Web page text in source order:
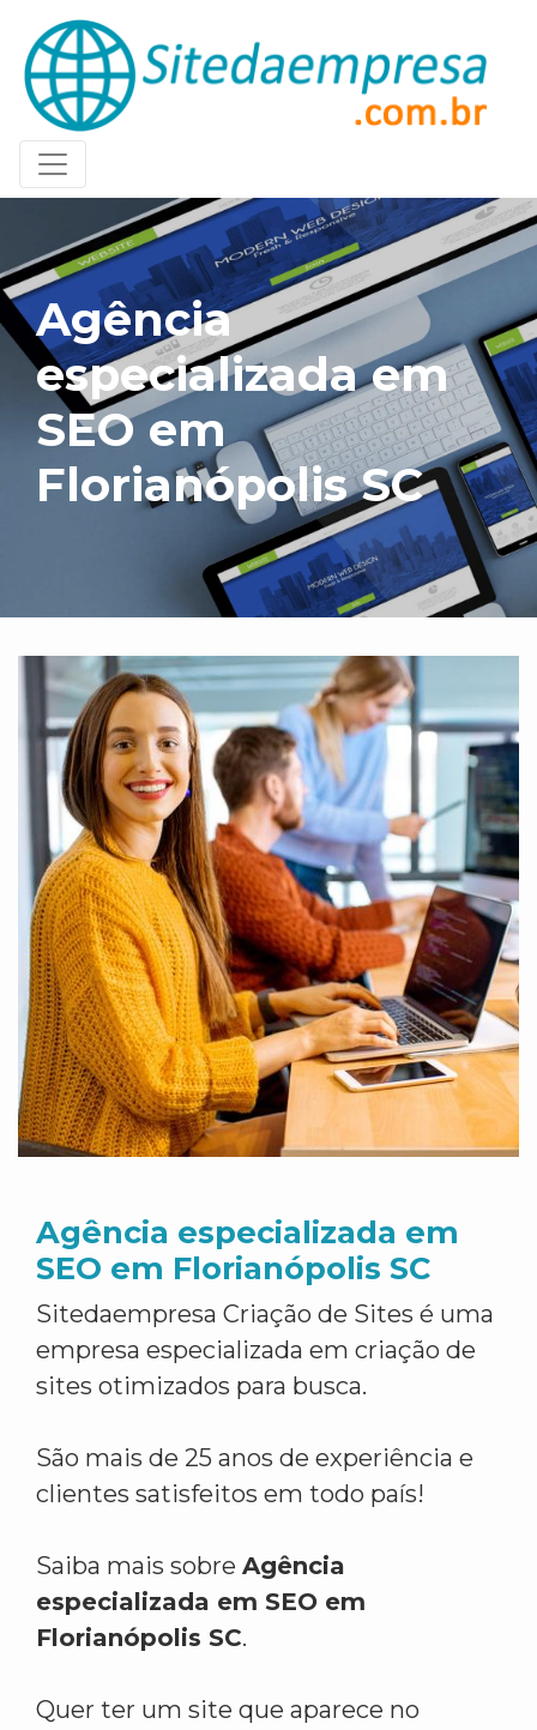
Agência
especializada em
SEO em
Florianópolis SC
Agência especializada em
SEO em Florianópolis SC
Sitedaempresa Criação de Sites é uma
empresa especializada em criação de
sites otimizados para busca.
São mais de 25 anos de experiência e
clientes satisfeitos em todo país!
Saiba mais sobre Agência
especializada em SEO em
Florianópolis SC.
Quer ter um site que aparece no